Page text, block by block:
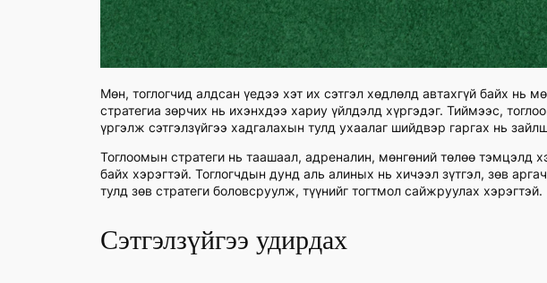
Мөн, тоглогчид алдсан үедээ хэт их сэтгэл хөдлөлд автахгүй байх
стратегиа зөрчих нь ихэнхдээ хариу үйлдэлд хүргэдэг. Тиймээс,
үргэлж сэтгэлзүйгээ хадгалахын тулд ухаалаг шийдвэр гаргах нь
Тоглоомын стратеги нь таашаал, адреналин, мөнгөний төлөө тэмцэлд
байх хэрэгтэй. Тоглогчдын дунд аль алиных нь хичээл зүтгэл, зөв
тулд зөв стратеги боловсруулж, түүнийг тогтмол сайжруулах хэрэгтэй.
Сэтгэлзүйгээ удирдах